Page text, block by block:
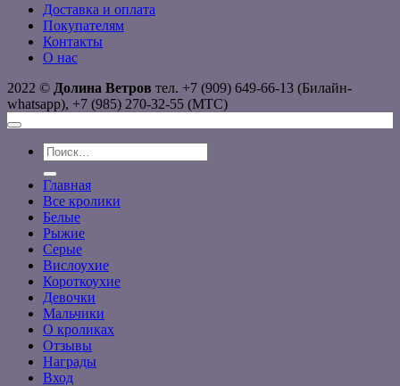
Доставка и оплата
Покупателям
Контакты
О нас
2022 © Долина Ветров тел. +7 (909) 649-66-13 (Билайн-
whatsapp), +7 (985) 270-32-55 (МТС)
Искать:
Главная
Все кролики
Белые
Рыжие
Серые
Вислоухие
Короткоухие
Девочки
Мальчики
О кроликах
Отзывы
Награды
Вход